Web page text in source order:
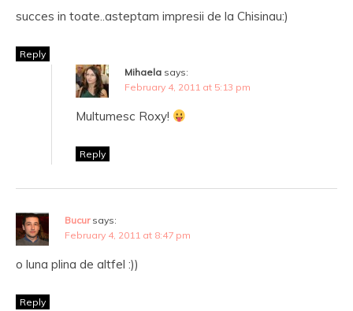
succes in toate..asteptam impresii de la Chisinau:)
Reply
Mihaela says:
February 4, 2011 at 5:13 pm
Multumesc Roxy!
Reply
Bucur says:
February 4, 2011 at 8:47 pm
o luna plina de altfel :))
Reply